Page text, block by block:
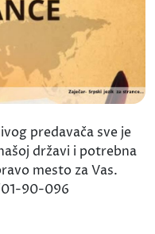
predavača sve je
državi i potrebna
mesto za Vas.
90-096